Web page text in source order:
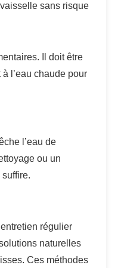
sans risque
Il doit être
l’eau chaude pour
l’eau de
ou un
régulier
naturelles
Ces méthodes